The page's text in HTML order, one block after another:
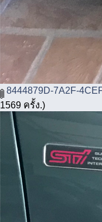
8444879D-7A2F-
1569 ครั้ง.)